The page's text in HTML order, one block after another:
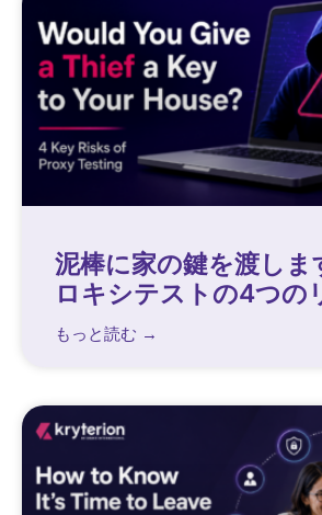
泥棒に家の鍵を渡しま
ロキシテストの4つの
もっと読む →